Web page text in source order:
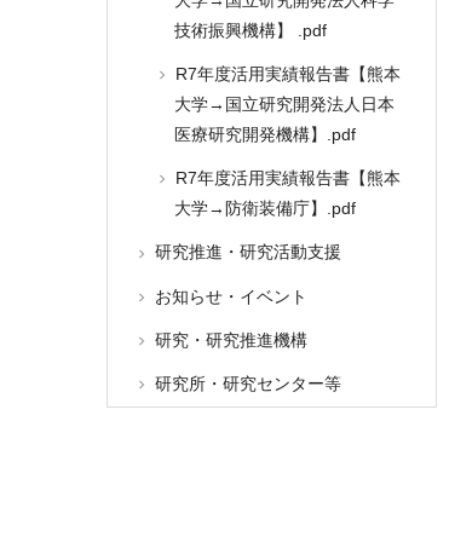
技術振興機構】 .pdf
R7年度活用実績報告書【熊本
大学→国立研究開発法人日本
医療研究開発機構】.pdf
R7年度活用実績報告書【熊本
大学→防衛装備庁】.pdf
研究推進・研究活動支援
お知らせ・イベント
研究・研究推進機構
研究所・研究センター等